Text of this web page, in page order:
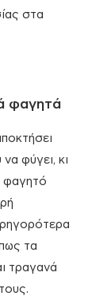
στα
φαγητά
φύγει, κι
φαγητό
τα
τραγανά